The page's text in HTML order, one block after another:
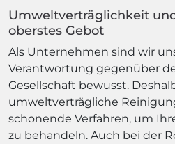
Umweltverträglichkeit
oberstes Gebot
Als Unternehmen sind wir
Verantwortung gegenüber
Gesellschaft bewusst.
umweltverträgliche
schonende Verfahren, um
zu behandeln. Auch bei der